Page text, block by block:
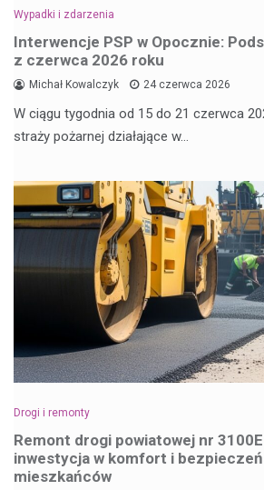
Wypadki i zdarzenia
Interwencje PSP w Opocznie:
z czerwca 2026 roku
Michał Kowalczyk 24 czerwca 2026
W ciągu tygodnia od 15 do 21 czerwca
straży pożarnej działające w…
Drogi i remonty
Remont drogi powiatowej nr
inwestycja w komfort i
mieszkańców